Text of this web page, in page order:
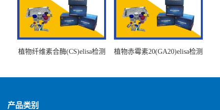
植物纤维素合酶(CS)elisa检测
植物赤霉素20(GA20)elisa检测
产品类别